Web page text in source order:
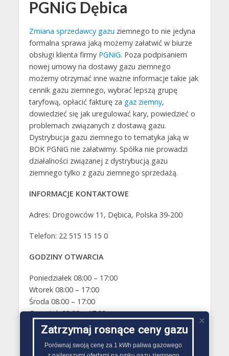
PGNiG Dębica
Zmiana sprzedawcy gazu ziemnego to nie jedyna
formalna sprawa jaką możemy załatwić w biurze
obsługi klienta firmy PGNiG. Poza podpisaniem
nowej umowy na dostawy gazu ziemnego
możemy otrzymać inne ważne informacje takie jak
cennik gazu ziemnego, wybrać lepszą grupę
taryfową, opłacić fakturę za gaz ziemny,
dowiedzieć się jak uregulować kary, powiedzieć o
problemach związanych z dostawą gazu.
Dystrybucja gazu ziemnego to tematyka jaką w
BOK PGNiG nie załatwimy. Spółka nie prowadzi
działalności związanej z dystrybucją gazu
ziemnego tylko z gazu ziemnego sprzedażą.
INFORMACJE KONTAKTOWE
Adres: Drogowców 11, Dębica, Polska 39-200
Telefon: 22 515 15 15 0
GODZINY OTWARCIA
Poniedziałek 08:00 – 17:00
Wtorek 08:00 – 17:00
Środa 08:00 – 17:00
Czwartek 08:00 – 17:00
Piątek 08:00 – 17:00
Sobota Zamknięte
Niedziela Zamknięte
Zatrzymaj rosnące ceny gazu
Porównaj swoją cenę za 1 kWh paliwa gazowego